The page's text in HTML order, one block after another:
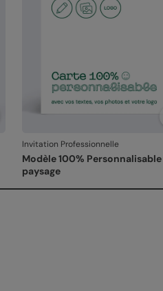
Invitation Professionnelle
Modèle 100% Personnalisable
paysage